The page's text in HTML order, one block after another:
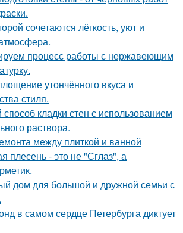
сочетаются лёгкость, уют и
процесс работы с нержавеющим
утончённого вкуса и
стиля.
кладки стен с использованием
раствора.
между плиткой и ванной
плесень - это не "Сглаз", а
дом для большой и дружной семьи с
в самом сердце Петербурга диктует